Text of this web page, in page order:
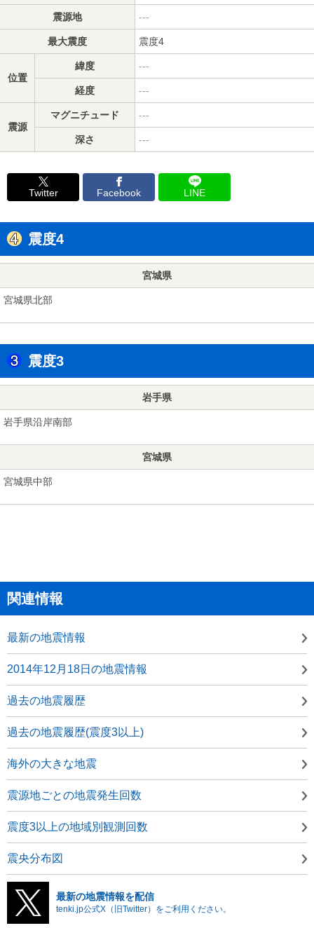
震源地 ---
最大震度 震度4
位置
緯度 ---
経度 ---
震源
マグニチュード ---
深さ ---
Twitter Facebook LINE
震度4
宮城県
宮城県北部
震度3
岩手県
岩手県沿岸南部
宮城県
宮城県中部
関連情報
最新の地震情報
2014年12月18日の地震情報
過去の地震履歴
過去の地震履歴(震度3以上)
海外の大きな地震
震源地ごとの地震発生回数
震度3以上の地域別観測回数
震央分布図
最新の地震情報を配信
tenki.jp公式X（旧Twitter）をご利用ください。